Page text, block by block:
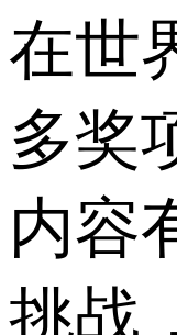
在世
多奖
内容
挑战